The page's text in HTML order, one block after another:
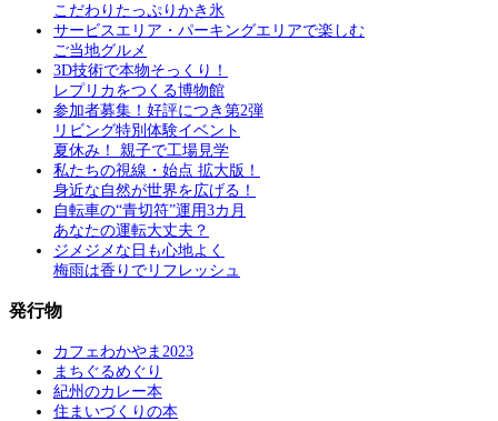
こだわりたっぷりかき氷
サービスエリア・パーキングエリアで楽しむ
ご当地グルメ
3D技術で本物そっくり！
レプリカをつくる博物館
参加者募集！好評につき第2弾
リビング特別体験イベント
夏休み！ 親子で工場見学
私たちの視線・始点 拡大版！
身近な自然が世界を広げる！
自転車の“青切符”運用3カ月
あなたの運転大丈夫？
ジメジメな日も心地よく
梅雨は香りでリフレッシュ
発行物
カフェわかやま2023
まちぐるめぐり
紀州のカレー本
住まいづくりの本